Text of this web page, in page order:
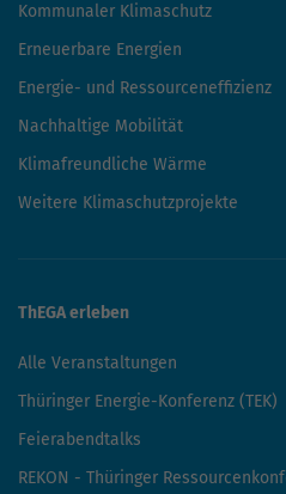
Kommunaler Klimaschutz
Erneuerbare Energien
Energie- und Ressourceneffizienz
Nachhaltige Mobilität
Klimafreundliche Wärme
Weitere Klimaschutzprojekte
ThEGA erleben
Alle Veranstaltungen
Thüringer Energie-Konferenz (TEK)
Feierabendtalks
REKON - Thüringer